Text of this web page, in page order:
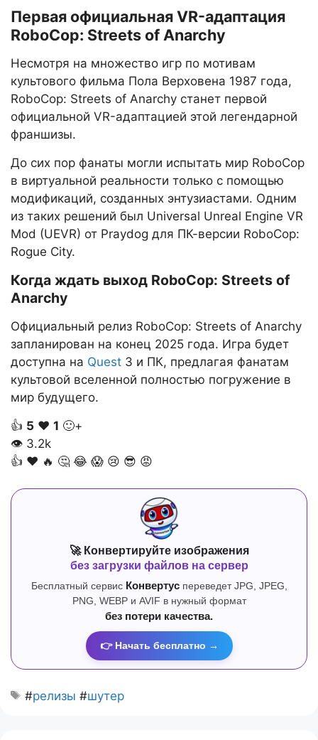
Первая официальная VR-адаптация
RoboCop: Streets of Anarchy
Несмотря на множество игр по мотивам
культового фильма Пола Верховена 1987 года,
RoboCop: Streets of Anarchy станет первой
официальной VR-адаптацией этой легендарной
франшизы.
До сих пор фанаты могли испытать мир RoboCop
в виртуальной реальности только с помощью
модификаций, созданных энтузиастами. Одним
из таких решений был Universal Unreal Engine VR
Mod (UEVR) от Praydog для ПК-версии RoboCop:
Rogue City.
Когда ждать выход RoboCop: Streets of
Anarchy
Официальный релиз RoboCop: Streets of Anarchy
запланирован на конец 2025 года. Игра будет
доступна на Quest 3 и ПК, предлагая фанатам
культовой вселенной полностью погружение в
мир будущего.
👍 5 ❤️ 1 🙂+
👁 3.2k
👍 ❤️ 🔥 🤔 😂 😱 😢 😎 😡
🚀 Конвертируйте изображения
без загрузки файлов на сервер
Бесплатный сервис Конвертуспереведет JPG, JPEG,
PNG, WEBP и AVIF в нужный формат
без потери качества.
👉 Начать бесплатно →
#релизы #шутер